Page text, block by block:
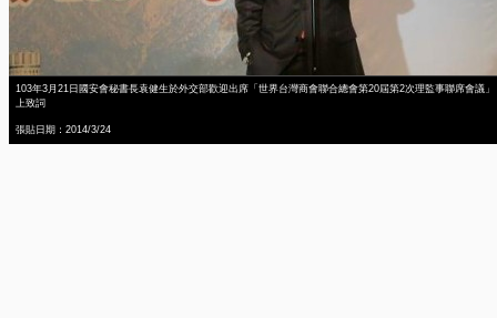
103年3月21日國安會秘書長袁健生於外交部歡迎出席「世界台灣商會聯合總會第20屆第2次理監事聯席會議」
上致詞
張貼日期：2014/3/24